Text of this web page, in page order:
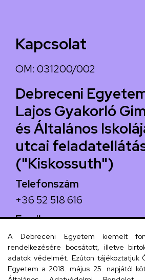
Kapcsolat
OM: 031200/002
Debreceni
Lajos Gyakorló
és Általános
utcai
("Kiskossuth")
Telefonszám
+36 52 518 616
Email
iskola@kossuth-
Cím
4024 Debrecen, Kossuth
A Debreceni Egyetem kiemelt
rendelkezésére bocsátott, illetve
adatok védelmét. Ezúton tájékoztatjuk
Egyetem a 2018. május 25. napjától